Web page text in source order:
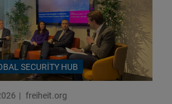
SECURITY HUB
freiheit.org